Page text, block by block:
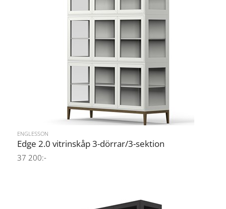
ENGLESSON
Edge 2.0 vitrinskåp 3-dörrar/3-sektion
37 200:-